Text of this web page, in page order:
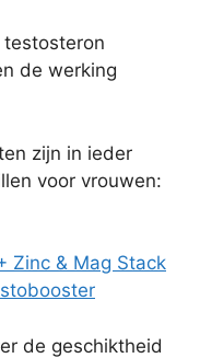
de werking
zijn in ieder
voor vrouwen:
Zinc & Mag Stack
de geschiktheid